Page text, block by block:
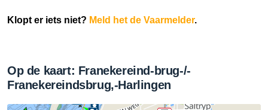
Klopt er iets niet? Meld het de Vaarmelder.
Op de kaart: Franekereind-brug-/-
Franekereindsbrug,-Harlingen